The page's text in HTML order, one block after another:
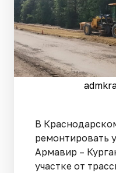
В
ремонтировать
Армавир –
участке от